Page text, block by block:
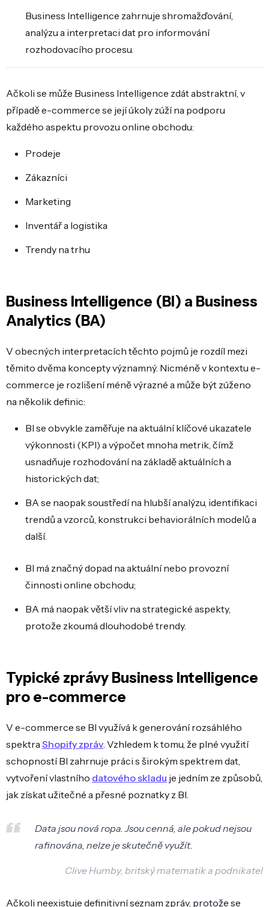
Business Intelligence zahrnuje shromažďování,
analýzu a interpretaci dat pro informování
rozhodovacího procesu.
Ačkoli se může Business Intelligence zdát abstraktní, v
případě e-commerce se její úkoly zúží na podporu
každého aspektu provozu online obchodu:
Prodeje
Zákazníci
Marketing
Inventář a logistika
Trendy na trhu
Business Intelligence (BI) a Business
Analytics (BA)
V obecných interpretacích těchto pojmů je rozdíl mezi
těmito dvěma koncepty významný. Nicméně v kontextu e-
commerce je rozlišení méně výrazné a může být zúženo
na několik definic:
BI se obvykle zaměřuje na aktuální klíčové ukazatele
výkonnosti (KPI) a výpočet mnoha metrik, čímž
usnadňuje rozhodování na základě aktuálních a
historických dat;
BA se naopak soustředí na hlubší analýzu, identifikaci
trendů a vzorců, konstrukci behaviorálních modelů a
další.
BI má značný dopad na aktuální nebo provozní
činnosti online obchodu;
BA má naopak větší vliv na strategické aspekty,
protože zkoumá dlouhodobé trendy.
Typické zprávy Business Intelligence
pro e-commerce
V e-commerce se BI využívá k generování rozsáhlého
spektra Shopify zpráv . Vzhledem k tomu, že plné využití
schopností BI zahrnuje práci s širokým spektrem dat,
vytvoření vlastního datového skladu je jedním ze způsobů,
jak získat užitečné a přesné poznatky z BI.
Data jsou nová ropa. Jsou cenná, ale pokud nejsou
rafinována, nelze je skutečně využít.
Clive Humby, britský matematik a podnikatel
Ačkoli neexistuje definitivní seznam zpráv, protože se